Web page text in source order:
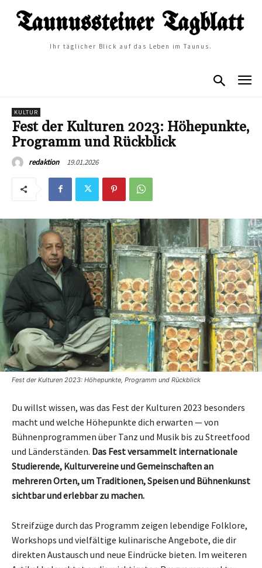
Ihr täglicher Blick auf das Leben im Taunus.
KULTUR
Fest der Kulturen 2023: Höhepunkte,
Programm und Rückblick
redaktion 19.01.2026
Fest der Kulturen 2023: Höhepunkte, Programm und Rückblick
Du willst wissen, was das Fest der Kulturen 2023 besonders
macht und welche Höhepunkte dich erwarten — von
Bühnenprogrammen über Tanz und Musik bis zu Streetfood
und Länderständen. Das Fest versammelt internationale
Studierende, Kulturvereine und Gemeinschaften an
mehreren Orten, um Traditionen, Speisen und Bühnenkunst
sichtbar und erlebbar zu machen.
Streifzüge durch das Programm zeigen lebendige Folklore,
Workshops und vielfältige kulinarische Angebote, die dir
direkten Austausch und neue Eindrücke bieten. Im weiteren